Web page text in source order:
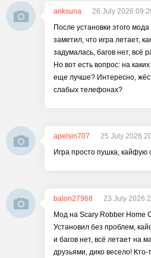
anksuna
26 July 2026
После установки этого
заметил, что игра летает,
задумалась, багов нет, всё
Но вот есть вопрос: на
еще лучше? Интересно,
слабых телефонах?
apelsin707
25 July 2026
Игра просто пушка, кайфую
balon27968
23 July 2026
Мод на Scary Robber Home
Установил без проблем,
и багов нет, всё летает на
друзьями, дико весело!